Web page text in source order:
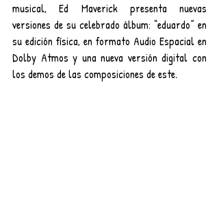
musical, Ed Maverick presenta nuevas
versiones de su celebrado álbum: “eduardo” en
su edición física, en formato Audio Espacial en
Dolby Atmos y una nueva versión digital con
los demos de las composiciones de este.